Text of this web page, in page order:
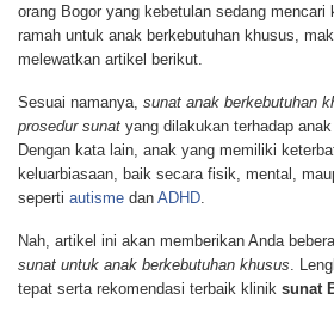
orang Bogor yang kebetulan sedang mencari
ramah untuk anak berkebutuhan khusus,
melewatkan artikel berikut.
Sesuai namanya, sunat anak berkebutuhan
prosedur sunat yang dilakukan terhadap
Dengan kata lain, anak yang memiliki
keluarbiasaan, baik secara fisik, mental,
seperti autisme dan ADHD
Nah, artikel ini akan memberikan Anda
sunat untuk anak berkebutuhan khusus.
tepat serta rekomendasi terbaik klinik sunat